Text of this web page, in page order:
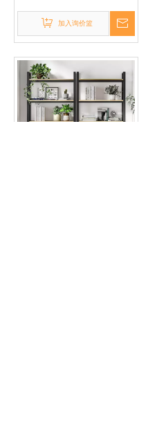
加入询价篮